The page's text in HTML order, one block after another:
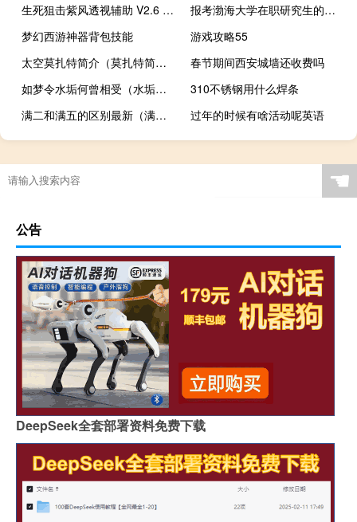
生死狙击紫风透视辅助 V2.6 绿色免费版（生死狙击紫风透视辅助 V2.6 绿色免费版功能简介）
报考渤海大学在职研究生的条件
梦幻西游神器背包技能
游戏攻略55
太空莫扎特简介（莫扎特简介）
春节期间西安城墙还收费吗
如梦令水垢何曾相受（水垢何曾相受）
310不锈钢用什么焊条
满二和满五的区别最新（满二和满五的区别）
过年的时候有啥活动呢英语
☚
公告
DeepSeek全套部署资料免费下载